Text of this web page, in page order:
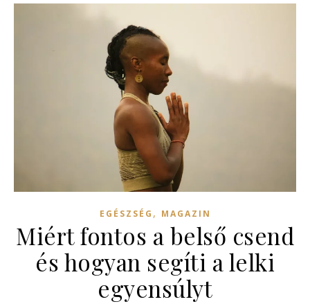
EGÉSZSÉG , MAGAZIN
Miért fontos a belső csend
és hogyan segíti a lelki
egyensúlyt